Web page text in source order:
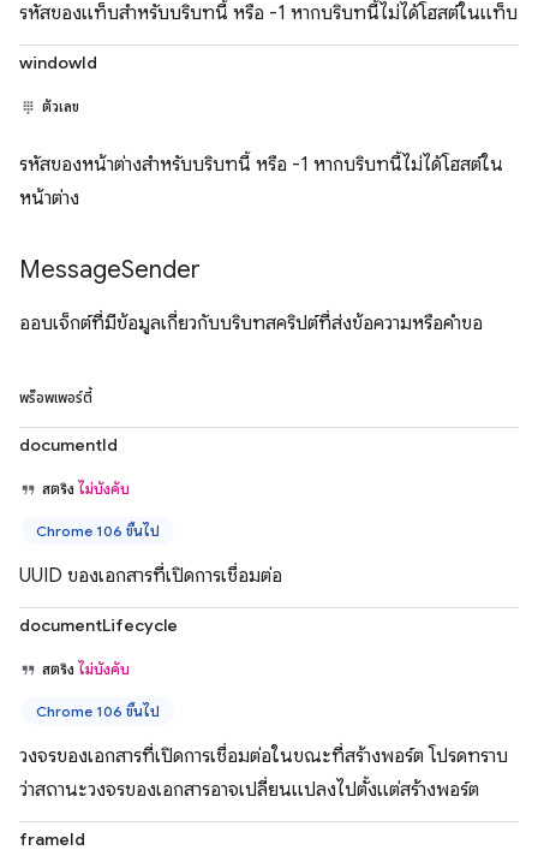
รหัสของแท็บสำหรับบริบทนี้ หรือ -1 หากบริบทนี้ไม่ได้โฮสต์ในแท็บ
windowId
ตัวเลข
รหัสของหน้าต่างสำหรับบริบทนี้ หรือ -1 หากบริบทนี้ไม่ได้โฮสต์ใน
หน้าต่าง
MessageSender
ออบเจ็กต์ที่มีข้อมูลเกี่ยวกับบริบทสคริปต์ที่ส่งข้อความหรือคำขอ
พร็อพเพอร์ตี้
documentId
สตริง ไม่บังคับ
Chrome 106 ขึ้นไป
UUID ของเอกสารที่เปิดการเชื่อมต่อ
documentLifecycle
สตริง ไม่บังคับ
Chrome 106 ขึ้นไป
วงจรของเอกสารที่เปิดการเชื่อมต่อในขณะที่สร้างพอร์ต โปรดทราบ
ว่าสถานะวงจรของเอกสารอาจเปลี่ยนแปลงไปตั้งแต่สร้างพอร์ต
frameId